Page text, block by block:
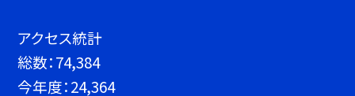
アクセス統計
総数：74,384
今年度：24,364